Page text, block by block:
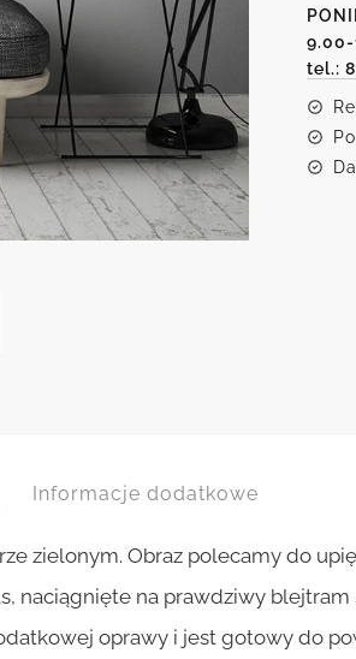
w
tel.:
Informacje dodatkowe
zielonym. Obraz polecamy do
naciągnięte na prawdziwy
oprawy i jest gotowy do